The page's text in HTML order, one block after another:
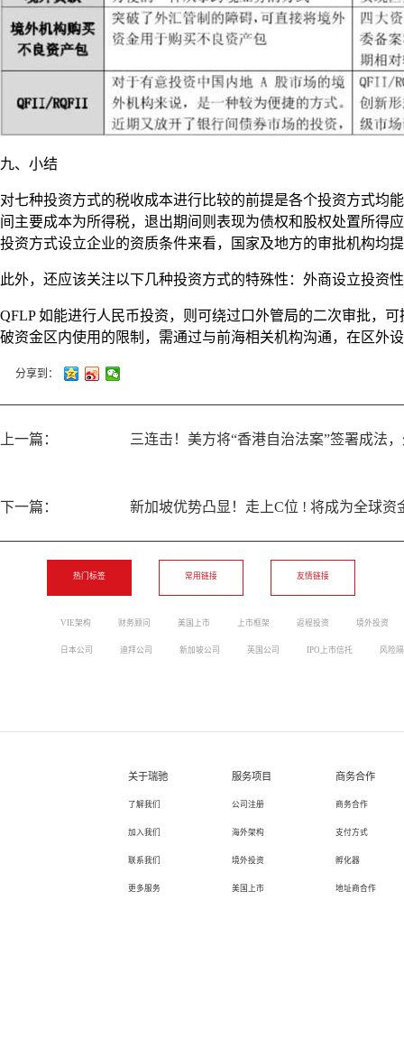
九、小结
对七种投资方式的税收成本进行比较的前提是各个投资方式均
间主要成本为所得税，退出期间则表现为债权和股权处置所得
投资方式设立企业的资质条件来看，国家及地方的审批机构均
此外，还应该关注以下几种投资方式的特殊性：外商设立投资
QFLP 如能进行人民币投资，则可绕过口外管局的二次审批，
破资金区内使用的限制，需通过与前海相关机构沟通，在区外
分享到：
上一篇： 三连击！美方将“香港自治法案”签署成法
下一篇： 新加坡优势凸显！走上C位 ! 将成为全球资
热门标签
VIE架构 财务顾问 美国上市 上市框架 返程投资 境外投资
日本公司 迪拜公司 新加坡公司 英国公司 IPO上市信托 风险
常用链接 友情链接
关于瑞驰
了解我们
加入我们
联系我们
更多服务
服务项目
公司注册
海外架构
境外投资
美国上市
商务合作
商务合作
支付方式
孵化器
地址商合作